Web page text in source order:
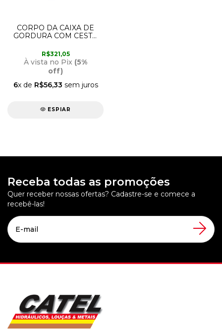
CORPO DA CAIXA DE
GORDURA COM CESTO
R$321,05
À vista no Pix (5%
off)
6x de R$56,33 sem juros
ESPIAR
Receba todas as promoções
Quer receber nossas ofertas? Cadastre-se e comece a
recebê-las!